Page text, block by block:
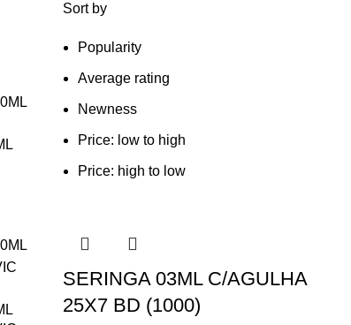
Sort by
Popularity
Average rating
Newness
Price: low to high
Price: high to low
SERINGA 03ML C/AGULHA
25X7 BD (1000)